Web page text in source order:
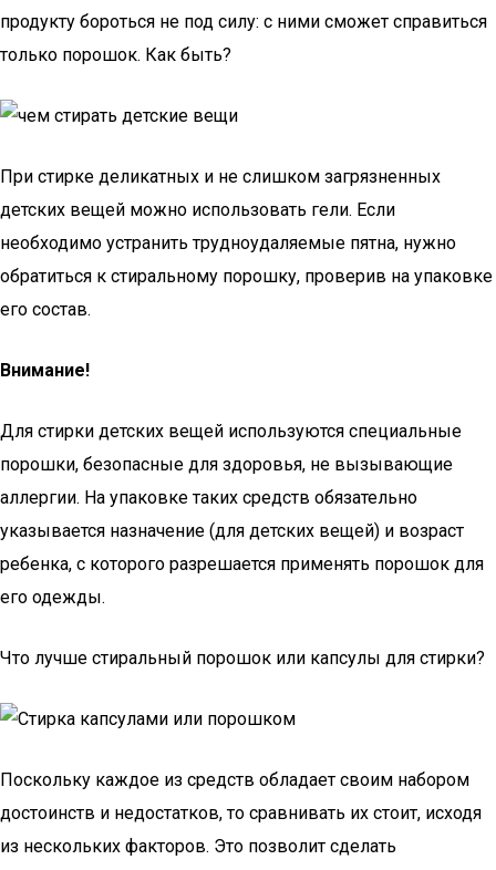
продукту бороться не под силу: с ними сможет справиться
только порошок. Как быть?
При стирке деликатных и не слишком загрязненных
детских вещей можно использовать гели. Если
необходимо устранить трудноудаляемые пятна, нужно
обратиться к стиральному порошку, проверив на упаковке
его состав.
Внимание!
Для стирки детских вещей используются специальные
порошки, безопасные для здоровья, не вызывающие
аллергии. На упаковке таких средств обязательно
указывается назначение (для детских вещей) и возраст
ребенка, с которого разрешается применять порошок для
его одежды.
Что лучше стиральный порошок или капсулы для стирки?
Поскольку каждое из средств обладает своим набором
достоинств и недостатков, то сравнивать их стоит, исходя
из нескольких факторов. Это позволит сделать